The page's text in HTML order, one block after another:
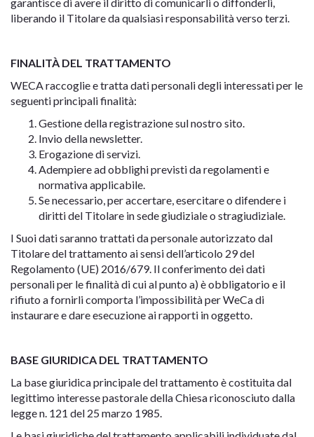
liberando il Titolare da qualsiasi responsabilità verso terzi.
FINALITÀ DEL TRATTAMENTO
WECA raccoglie e tratta dati personali degli interessati per le
seguenti principali finalità:
Gestione della registrazione sul nostro sito.
Invio della newsletter.
Erogazione di servizi.
Adempiere ad obblighi previsti da regolamenti e
normativa applicabile.
Se necessario, per accertare, esercitare o difendere i
diritti del Titolare in sede giudiziale o stragiudiziale.
I Suoi dati saranno trattati da personale autorizzato dal
Titolare del trattamento ai sensi dell’articolo 29 del
Regolamento (UE) 2016/679. Il conferimento dei dati
personali per le finalità di cui al punto a) è obbligatorio e il
rifiuto a fornirli comporta l’impossibilità per WeCa di
instaurare e dare esecuzione ai rapporti in oggetto.
BASE GIURIDICA DEL TRATTAMENTO
La base giuridica principale del trattamento è costituita dal
legittimo interesse pastorale della Chiesa riconosciuto dalla
legge n. 121 del 25 marzo 1985.